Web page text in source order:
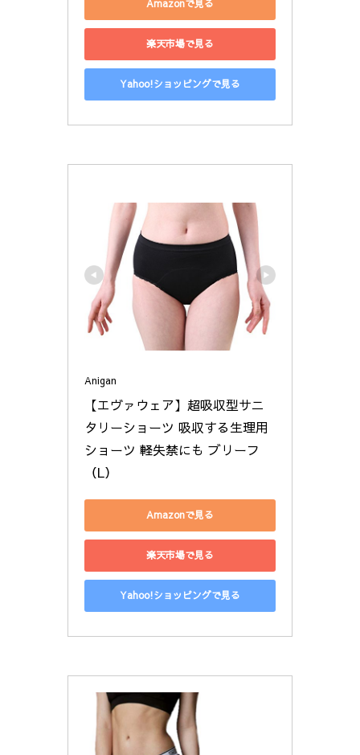
Amazonで見る
楽天市場で見る
Yahoo!ショッピングで見る
Anigan
【エヴァウェア】超吸収型サニ
タリーショーツ 吸収する生理用
ショーツ 軽失禁にも ブリーフ
（L）
Amazonで見る
楽天市場で見る
Yahoo!ショッピングで見る